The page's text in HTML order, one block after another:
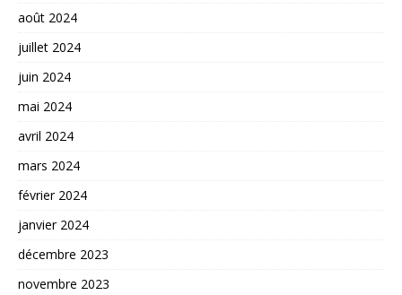
août 2024
juillet 2024
juin 2024
mai 2024
avril 2024
mars 2024
février 2024
janvier 2024
décembre 2023
novembre 2023